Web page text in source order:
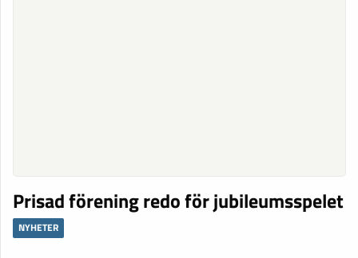
Prisad förening redo för jubileumsspelet
NYHETER